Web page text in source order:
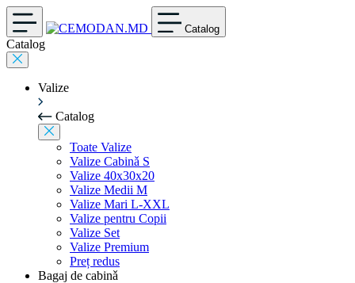
Catalog
Catalog
Valize
Catalog
Toate Valize
Valize Cabinǎ S
Valize 40x30x20
Valize Medii M
Valize Mari L-XXL
Valize pentru Copii
Valize Set
Valize Premium
Preț redus
Bagaj de cabinǎ